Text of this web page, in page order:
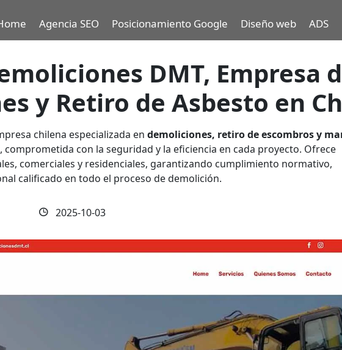
Agencia SEO Posicionamiento Google Diseño web ADS
DMT, Empresa
y Retiro de Asbesto en
chilena especializada en demoliciones, retiro de escombros y
, comprometida con la seguridad y la eficiencia en cada proyecto. Ofrece
comerciales y residenciales, garantizando cumplimiento normativo,
calificado en todo el proceso de demolición.
2025-10-03